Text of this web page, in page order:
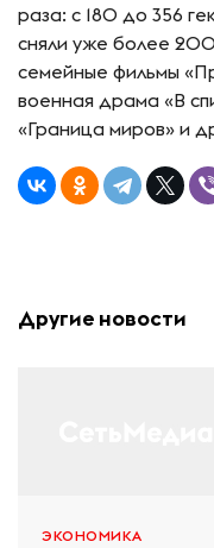
раза: с 180 до 356
сняли уже более
семейные фильмы
военная драма «В
«Граница миров» и
Другие новости
ЭКОНОМИКА